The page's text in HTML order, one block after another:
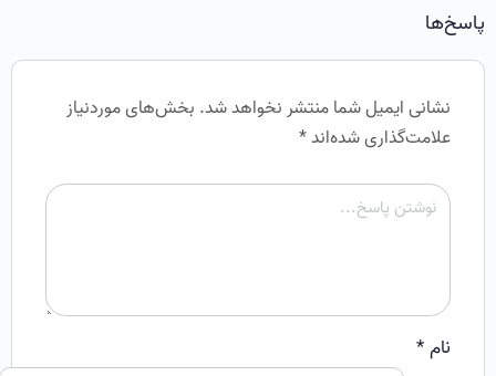
پاسخ‌ها
نشانی ایمیل شما منتشر نخواهد شد. بخش‌های موردنیاز
علامت‌گذاری شده‌اند*
نام*